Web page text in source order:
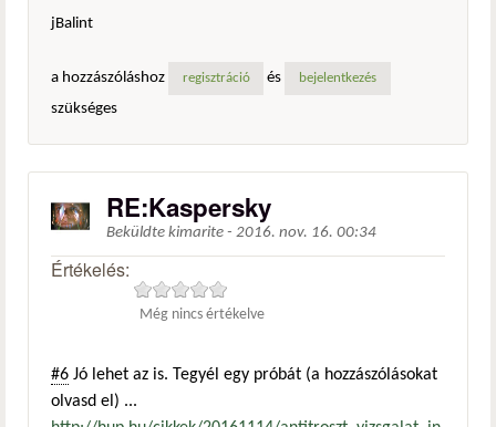
jBalint
a hozzászóláshoz regisztráció és bejelentkezés
szükséges
RE:Kaspersky
Beküldte kimarite - 2016. nov. 16. 00:34
Értékelés:
Még nincs értékelve
#6 Jó lehet az is. Tegyél egy próbát (a hozzászólásokat
olvasd el) ...